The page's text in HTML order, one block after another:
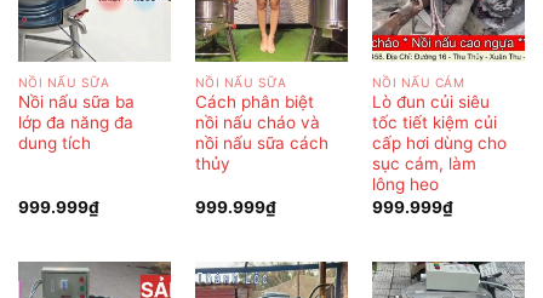
NỒI NẤU SỮA
Nồi nấu sữa ba
lớp đa năng đa
dung tích
999.999₫
NỒI NẤU SỮA
Cách phân biệt
nồi nấu cháo và
nồi nấu sữa cách
thủy
999.999₫
NỒI NẤU CÁM
Lò đun củi siêu
tốc tiết kiệm củi
cấp hơi dùng cho
sục cám, làm
lông heo
999.999₫